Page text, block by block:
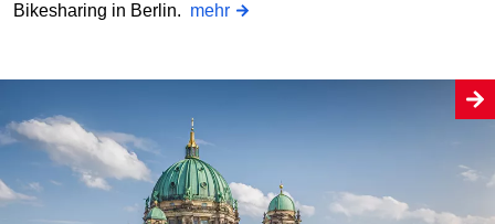
Bikesharing in Berlin. mehr